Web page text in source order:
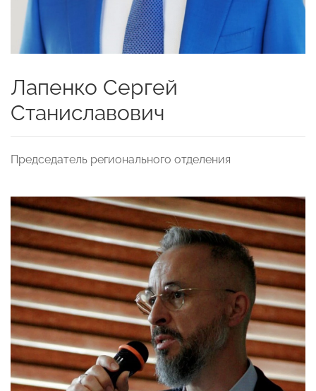
Лапенко Сергей
Станиславович
Председатель регионального отделения